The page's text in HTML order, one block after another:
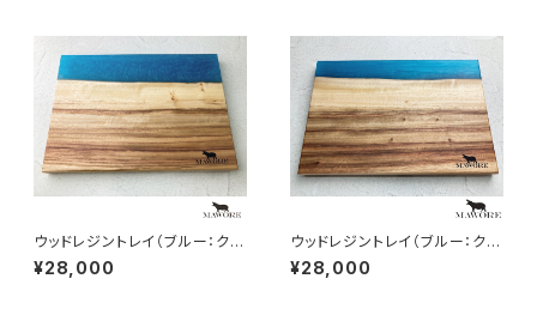
ウッドレジントレイ（ブルー：クス
ノキ）mawore-r011
¥28,000
ウッドレジントレイ（ブルー：クス
ノキ）mawore-r010
¥28,000